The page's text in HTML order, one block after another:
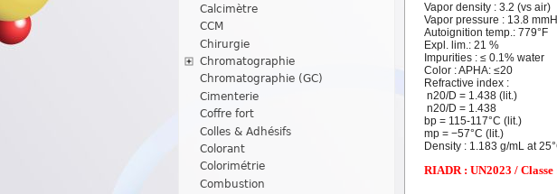
Calcimètre
CCM
Chirurgie
Chromatographie
Chromatographie (GC)
Cimenterie
Coffre fort
Colles & Adhésifs
Colorant
Colorimétrie
Combustion
Vapor density : 3.2 (vs air)
Vapor pressure : 13.8
Autoignition temp.: 779°F
Expl. lim.: 21 %
Impurities : ≤ 0.1% water
Color : APHA: ≤20
Refractive index :
n20/D = 1.438 (lit.)
n20/D = 1.438
bp = 115-117°C (lit.)
mp = −57°C (lit.)
Density : 1.183 g/mL at
RIADR : UN2023 /